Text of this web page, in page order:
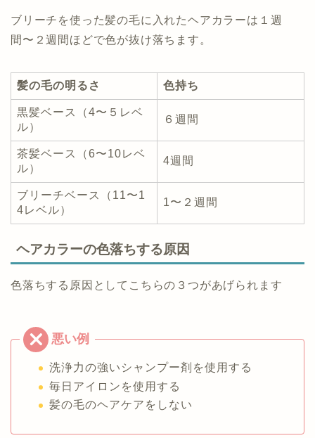
ブリーチを使った髪の毛に入れたヘアカラーは１週
間〜２週間ほどで色が抜け落ちます。
髪の毛の明るさ 色持ち
黒髪ベース（4〜５レベ
ル）
６週間
茶髪ベース（6〜10レベ
ル）
4週間
ブリーチベース（11〜1
4レベル）
1〜２週間
ヘアカラーの色落ちする原因
色落ちする原因としてこちらの３つがあげられます
洗浄力の強いシャンプー剤を使用する
毎日アイロンを使用する
髪の毛のヘアケアをしない